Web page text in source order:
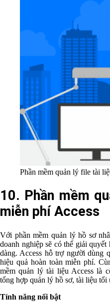
Phần mềm quản lý file tài
10. Phần mềm
miễn phí Access
Với phần mềm quản lý hồ sơ
doanh nghiệp sẽ có thể giải
dàng. Access hỗ trợ người dùng
hiệu quả hoàn toàn miễn phí.
mềm quản lý tài liệu Access là
tổng hợp quản lý hồ sơ, tài liệu
Tính năng nổi bật